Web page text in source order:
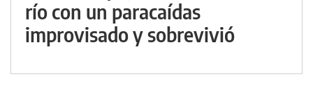
río con un paracaídas
improvisado y sobrevivió